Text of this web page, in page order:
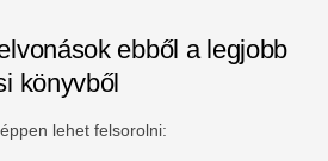
ebből a legjobb
könyvből
lehet felsorolni: